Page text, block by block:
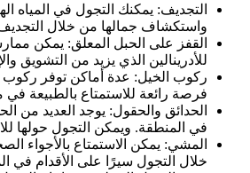
التجديف: يمكنك التجول في المياه
واستكشاف جمالها من خلال
القفز على الحبل المعلق: يمكن
للأدرينالين الذي يزيد من التشويق
ركوب الخيل: عدة أماكن توفر
فرصة رائعة للاستمتاع بالطبيعة في
الحدائق والحقول: يوجد العديد من
في المنطقة. ويمكن التجول حولها
المشي: يمكن الاستمتاع بالأجواء
خلال التجول سيرًا على الأقدام في